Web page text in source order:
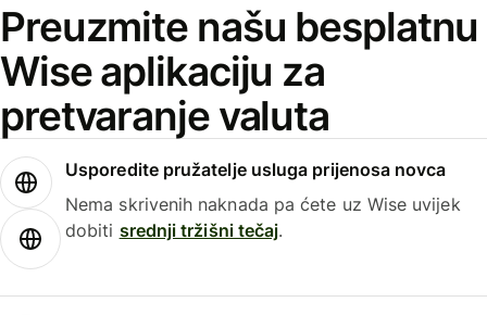
Preuzmite našu besplatnu
Wise aplikaciju za
pretvaranje valuta
Usporedite pružatelje usluga prijenosa novca
Nema skrivenih naknada pa ćete uz Wise uvijek
dobiti srednji tržišni tečaj.